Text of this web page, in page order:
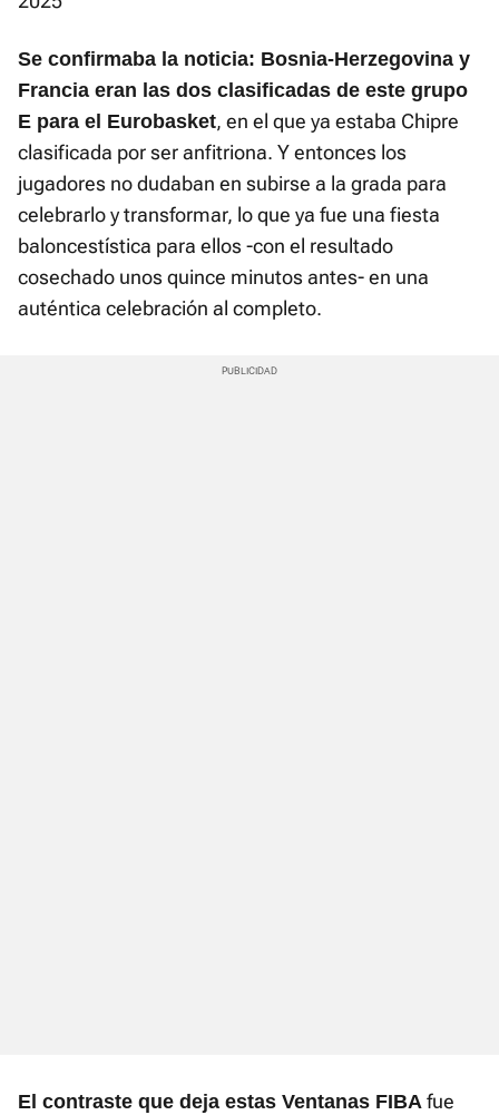
Se confirmaba la noticia: Bosnia-Herzegovina y
Francia eran las dos clasificadas de este grupo
E para el Eurobasket, en el que ya estaba Chipre
clasificada por ser anfitriona. Y entonces los
jugadores no dudaban en subirse a la grada para
celebrarlo y transformar, lo que ya fue una fiesta
baloncestística para ellos -con el resultado
cosechado unos quince minutos antes- en una
auténtica celebración al completo.
El contraste que deja estas Ventanas FIBA fue